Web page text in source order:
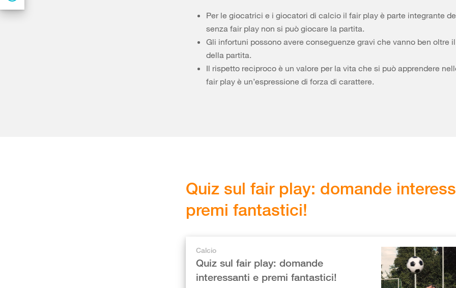
Per le giocatrici e i giocatori di calcio il fair play è parte integrante
senza fair play non si può giocare la partita.
Gli infortuni possono avere conseguenze gravi che vanno ben oltre
della partita.
Il rispetto reciproco è un valore per la vita che si può apprendere
fair play è un’espressione di forza di carattere.
Quiz sul fair play: domande
premi fantastici!
Calcio
Quiz sul fair play: domande
interessanti e premi fantastici!